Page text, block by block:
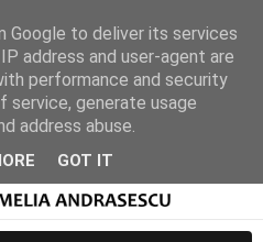
Google to deliver its services
address and user-agent are
performance and security
generate usage
address abuse.
GOT IT